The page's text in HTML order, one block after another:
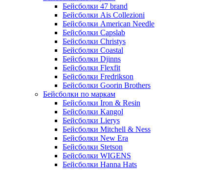
Бейсболки 47 brand
Бейсболки Ais Collezioni
Бейсболки American Needle
Бейсболки Capslab
Бейсболки Christys
Бейсболки Coastal
Бейсболки Djinns
Бейсболки Flexfit
Бейсболки Fredrikson
Бейсболки Goorin Brothers
Бейсболки по маркам
Бейсболки Iron & Resin
Бейсболки Kangol
Бейсболки Lierys
Бейсболки Mitchell & Ness
Бейсболки New Era
Бейсболки Stetson
Бейсболки WIGENS
Бейсболки Hanna Hats